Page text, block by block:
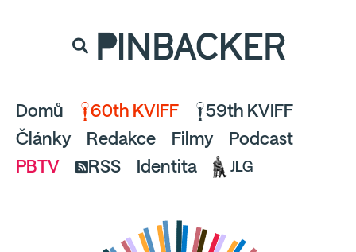
a pusťte se do čtení.
PINBACKER
Domů 60th KVIFF
59th KVIFF
Články
Redakce Filmy
Podcast
PBTV
RSS Identita JLG